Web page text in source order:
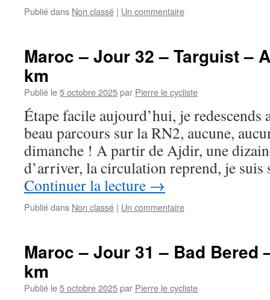
Publié dans Non classé | Un commentaire
Maroc – Jour 32 – Targuist –
km
Publié le5 octobre 2025par Pierre le cycliste
Étape facile aujourd’hui, je redescends
beau parcours sur la RN2, aucune,
dimanche ! A partir de Ajdir, une
d’arriver, la circulation reprend, je
Continuer la lecture →
Publié dans Non classé | Un commentaire
Maroc – Jour 31 – Bad Bered
km
Publié le5 octobre 2025par Pierre le cycliste